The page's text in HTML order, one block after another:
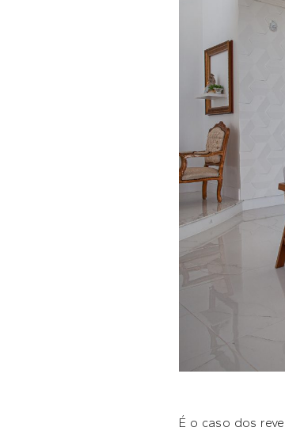
É o caso dos